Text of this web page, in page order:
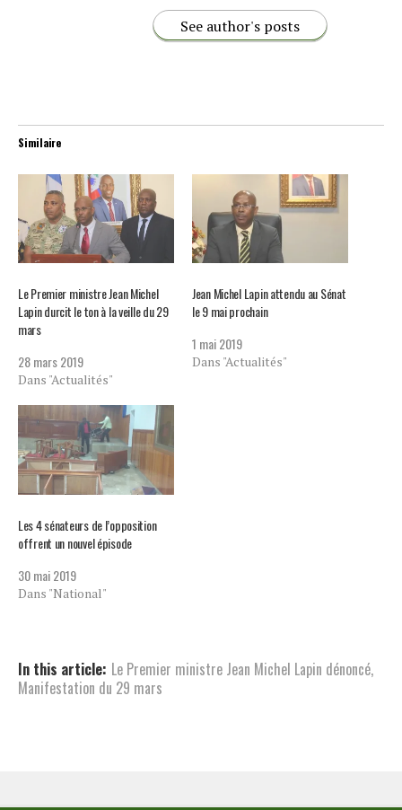
See author's posts
Similaire
Le Premier ministre Jean Michel
Lapin durcit le ton à la veille du 29
mars
28 mars 2019
Dans "Actualités"
Jean Michel Lapin attendu au Sénat
le 9 mai prochain
1 mai 2019
Dans "Actualités"
Les 4 sénateurs de l’opposition
offrent un nouvel épisode
30 mai 2019
Dans "National"
In this article: Le Premier ministre Jean Michel Lapin dénoncé,
Manifestation du 29 mars